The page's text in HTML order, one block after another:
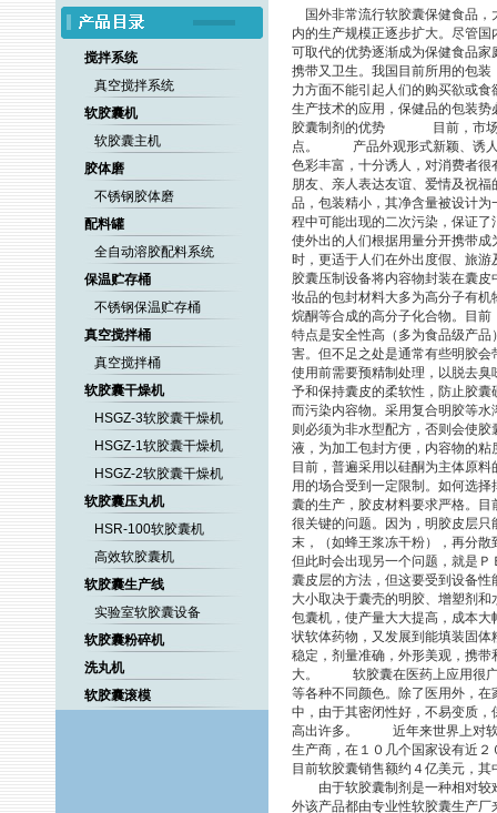
搅拌系统
真空搅拌系统
软胶囊机
软胶囊主机
胶体磨
不锈钢胶体磨
配料罐
全自动溶胶配料系统
保温贮存桶
不锈钢保温贮存桶
真空搅拌桶
真空搅拌桶
软胶囊干燥机
HSGZ-3软胶囊干燥机
HSGZ-1软胶囊干燥机
HSGZ-2软胶囊干燥机
软胶囊压丸机
HSR-100软胶囊机
高效软胶囊机
软胶囊生产线
实验室软胶囊设备
软胶囊粉碎机
洗丸机
软胶囊滚模
国外非常流行软胶囊保健食品，
内的生产规模正逐步扩大。尽管
可取代的优势逐渐成为保健食品
携带又卫生。我国目前所用的包
力方面不能引起人们的购买欲或
生产技术的应用，保健品的包装
胶囊制剂的优势 目前，市场上
点。 产品外观形式新颖、诱人
色彩丰富，十分诱人，对消费者
朋友、亲人表达友谊、爱情及祝
品，包装精小，其净含量被设计
程中可能出现的二次污染，保证
使外出的人们根据用量分开携带
时，更适于人们在外出度假、
胶囊压制设备将内容物封装在囊
妆品的包封材料大多为高分子有
烷酮等合成的高分子化合物。目
特点是安全性高（多为食品级产
害。但不足之处是通常有些明胶
使用前需要预精制处理，以脱去
予和保持囊皮的柔软性，防止胶
而污染内容物。采用复合明胶等
则必须为非水型配方，否则会使
液，为加工包封方便，内容物的
目前，普遍采用以硅酮为主体原
用的场合受到一定限制。如何选
囊的生产，胶皮材料要求严格。
很关键的问题。因为，明胶皮层
末，（如蜂王浆冻干粉），再分
但此时会出现另一个问题，就是
囊皮层的方法，但这要受到设
大小取决于囊壳的明胶、增塑剂
包囊机，使产量大大提高，成本
状软体药物，又发展到能填装固
稳定，剂量准确，外形美观，携
大。 软胶囊在医药上应用很广
等各种不同颜色。除了医用外，
中，由于其密闭性好，不易变质
高出许多。 近年来世界上对软
生产商，在１０几个国家设有近
目前软胶囊销售额约４亿美元，
由于软胶囊制剂是一种相对较
外该产品都由专业性软胶囊生产